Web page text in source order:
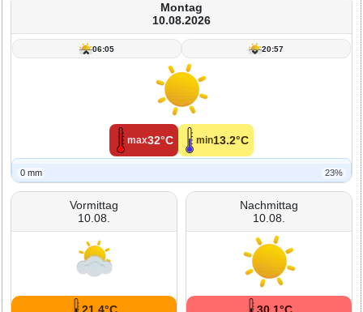
Montag
10.08.2026
06:05 20:57
max32°C min13.2°C
0 mm 23%
Vormittag
10.08.
Nachmittag
10.08.